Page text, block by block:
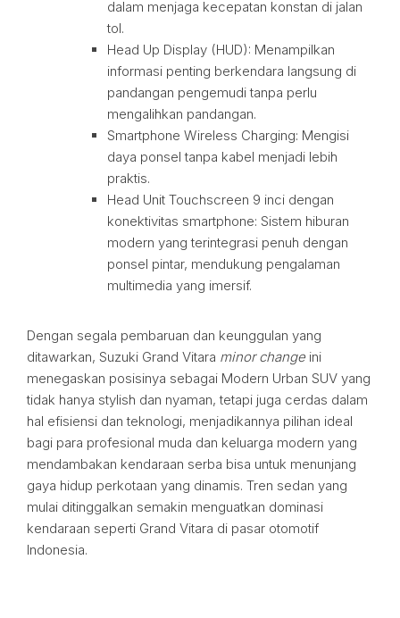
dalam menjaga kecepatan konstan di jalan
tol.
Head Up Display (HUD): Menampilkan
informasi penting berkendara langsung di
pandangan pengemudi tanpa perlu
mengalihkan pandangan.
Smartphone Wireless Charging: Mengisi
daya ponsel tanpa kabel menjadi lebih
praktis.
Head Unit Touchscreen 9 inci dengan
konektivitas smartphone: Sistem hiburan
modern yang terintegrasi penuh dengan
ponsel pintar, mendukung pengalaman
multimedia yang imersif.
Dengan segala pembaruan dan keunggulan yang
ditawarkan, Suzuki Grand Vitara minor changeini
menegaskan posisinya sebagai Modern Urban SUV yang
tidak hanya stylish dan nyaman, tetapi juga cerdas dalam
hal efisiensi dan teknologi, menjadikannya pilihan ideal
bagi para profesional muda dan keluarga modern yang
mendambakan kendaraan serba bisa untuk menunjang
gaya hidup perkotaan yang dinamis. Tren sedan yang
mulai ditinggalkan semakin menguatkan dominasi
kendaraan seperti Grand Vitara di pasar otomotif
Indonesia.